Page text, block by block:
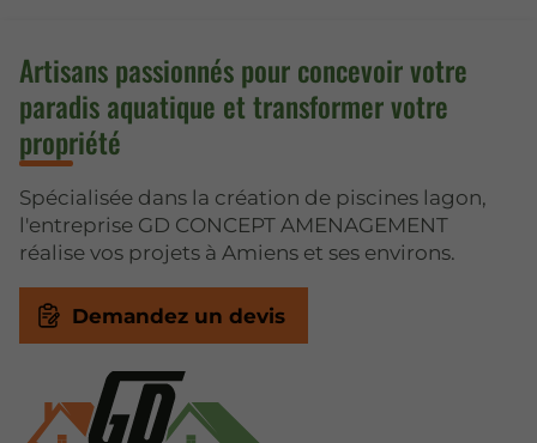
Artisans passionnés pour concevoir votre
paradis aquatique et transformer votre
propriété
Spécialisée dans la création de piscines lagon,
l'entreprise GD CONCEPT AMENAGEMENT
réalise vos projets à Amiens et ses environs.
Demandez un devis